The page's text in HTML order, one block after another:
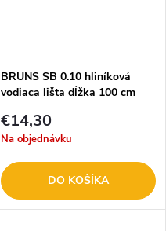
BRUNS SB 0.10 hliníková
vodiaca lišta dĺžka 100 cm
€14,30
Na objednávku
DO KOŠÍKA